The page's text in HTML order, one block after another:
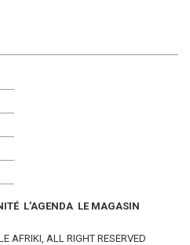
L’AGENDA LE MAGASIN
AFRIKI, ALL RIGHT RESERVED